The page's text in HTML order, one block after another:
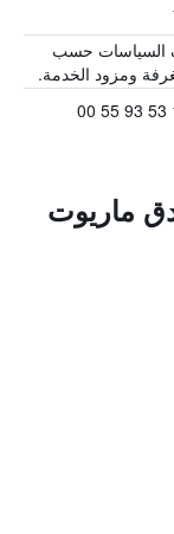
السياسات حسب
ومزود الخدمة.
ماريوت